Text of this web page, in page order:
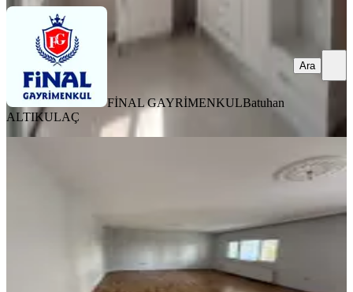
FİNAL GAYRİMENKULBatuhan
ALTIKULAÇ
Ara
Yeşiloba Toki'de Masrafsız Doğalgazlı
2. Kat·04.08.2026
27.000 ₺